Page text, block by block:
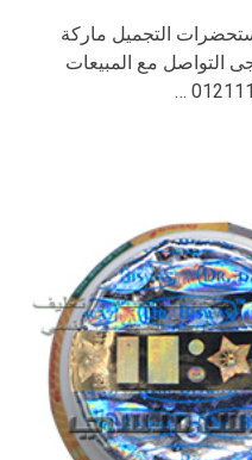
التجميل ماركة
التواصل مع المبيعات